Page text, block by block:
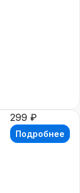
299 ₽
Подробнее